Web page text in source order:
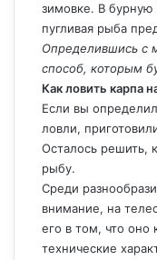
зимовке. В бурную
пугливая рыба
Определившись с
способ, которым
Как ловить карпа
Если вы
ловли,
Осталось решить,
рыбу.
Среди
внимание, на
его в том, что оно
технические